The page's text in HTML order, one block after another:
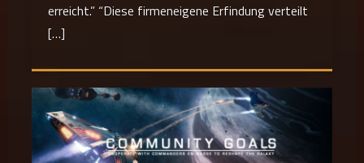
erreicht.” “Diese firmeneigene Erfindung verteilt
[…]